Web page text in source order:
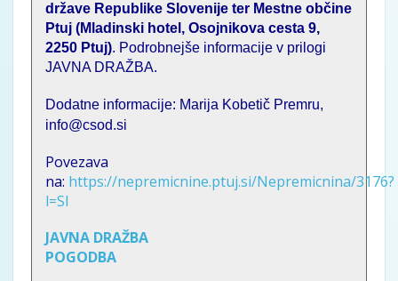
države Republike Slovenije ter Mestne občine
Ptuj (Mladinski hotel, Osojnikova cesta 9,
2250 Ptuj). Podrobnejše informacije v prilogi
JAVNA DRAŽBA.
Dodatne informacije: Marija Kobetič Premru,
info@csod.si
Povezava
na: https://nepremicnine.ptuj.si/Nepremicnina/3176?
l=SI
JAVNA DRAŽBA
POGODBA